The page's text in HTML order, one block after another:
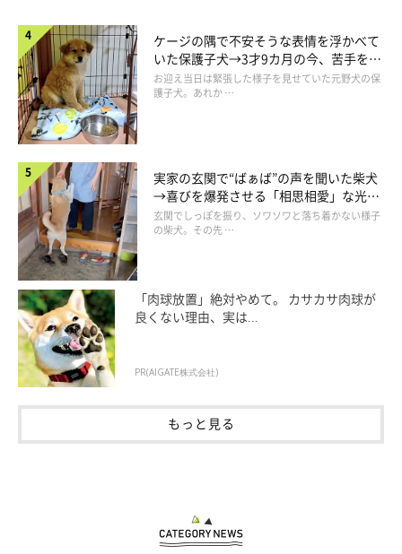
@shiba.mufu
「布団持ってきた！ よ〜しよしよし！」
てもらうと、嬉しそうにじゃれる福くん♪
ケージの隅で不安そうな表情を浮かべて
いた保護子犬→3才9カ月の今、苦手を克
服し頼もしいコに成長！
お迎え当日は緊張した様子を見せていた元野犬の保
護子犬。あれか …
実家の玄関で“ばぁば”の声を聞いた柴犬
→喜びを爆発させる「相思相愛」な光景
にほっこり
玄関でしっぽを振り、ソワソワと落ち着かない様子
の柴犬。その先 …
「肉球放置」絶対やめて。 カサカサ肉球が
良くない理由、実は...
PR(AIGATE株式会社)
もっと見る